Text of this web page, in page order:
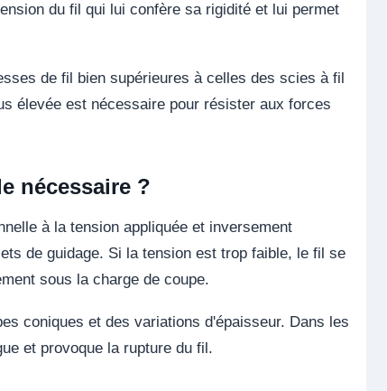
du fil qui lui confère sa rigidité et lui permet
de fil bien supérieures à celles des scies à fil
élevée est nécessaire pour résister aux forces
nécessaire ?
à la tension appliquée et inversement
de guidage. Si la tension est trop faible, le fil se
sous la charge de coupe.
coniques et des variations d'épaisseur. Dans les
et provoque la rupture du fil.